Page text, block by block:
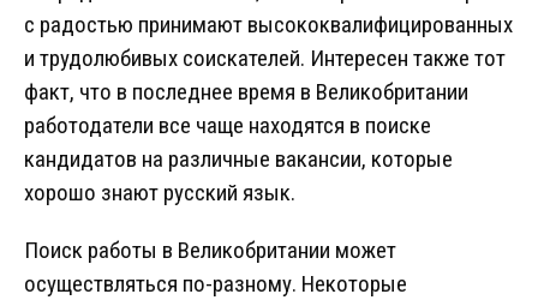
с радостью принимают высококвалифицированных
и трудолюбивых соискателей. Интересен также тот
факт, что в последнее время в Великобритании
работодатели все чаще находятся в поиске
кандидатов на различные вакансии, которые
хорошо знают русский язык.
Поиск работы в Великобритании может
осуществляться по-разному. Некоторые